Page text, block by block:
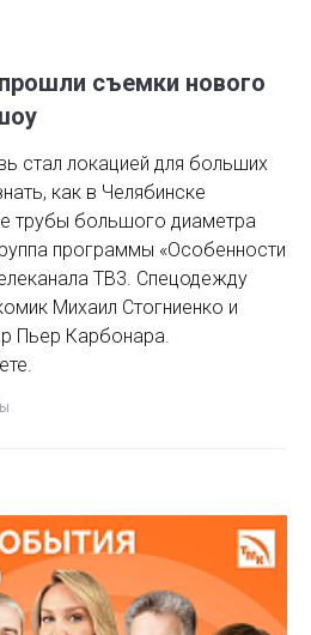
съемки нового
стал локацией для больших
как в Челябинске
трубы большого диаметра
программы «Особенности
ТВ3. Спецодежду
Михаил Стогниенко и
Пьер Карбонара.